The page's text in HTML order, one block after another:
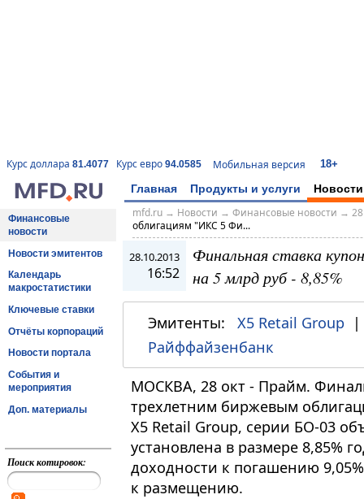
Курс доллара 81.4077 Курс евро 94.0585 Мобильная версия 18+
Главная Продукты и услуги Новости
Финансовые
новости
Новости эмитентов
Календарь
макростатистики
Ключевые ставки
Отчёты корпораций
Новости портала
События и
мероприятия
Доп. материалы
Поиск котировок:
mfd.ru→ Новости → Финансовые новости →
облигациям "ИКС 5 Фи...
28.10.2013
16:52
Финальная ставка
на 5 млрд руб - 8,85%
Эмитенты: X5 Retail Group
Райффайзенбанк
МОСКВА, 28 окт - Прайм.
трехлетним биржевым
X5 Retail Group, серии БО-03
установлена в размере 8,85%
доходности к погашению
к размещению.